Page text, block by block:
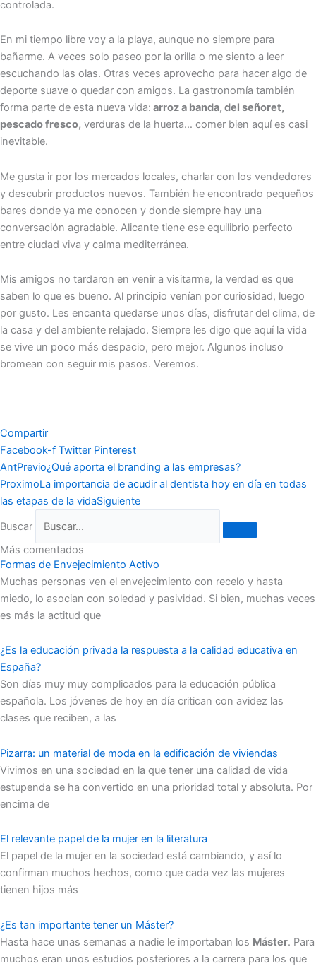
controlada.
En mi tiempo libre voy a la playa, aunque no siempre para
bañarme. A veces solo paseo por la orilla o me siento a leer
escuchando las olas. Otras veces aprovecho para hacer algo de
deporte suave o quedar con amigos. La gastronomía también
forma parte de esta nueva vida: arroz a banda, del señoret,
pescado fresco, verduras de la huerta… comer bien aquí es casi
inevitable.
Me gusta ir por los mercados locales, charlar con los vendedores
y descubrir productos nuevos. También he encontrado pequeños
bares donde ya me conocen y donde siempre hay una
conversación agradable. Alicante tiene ese equilibrio perfecto
entre ciudad viva y calma mediterránea.
Mis amigos no tardaron en venir a visitarme, la verdad es que
saben lo que es bueno. Al principio venían por curiosidad, luego
por gusto. Les encanta quedarse unos días, disfrutar del clima, de
la casa y del ambiente relajado. Siempre les digo que aquí la vida
se vive un poco más despacio, pero mejor. Algunos incluso
bromean con seguir mis pasos. Veremos.
Compartir
Facebook-f Twitter Pinterest
AntPrevio¿Qué aporta el branding a las empresas?
ProximoLa importancia de acudir al dentista hoy en día en todas
las etapas de la vidaSiguiente
Buscar
Más comentados
Formas de Envejecimiento Activo
Muchas personas ven el envejecimiento con recelo y hasta
miedo, lo asocian con soledad y pasividad. Si bien, muchas veces
es más la actitud que
¿Es la educación privada la respuesta a la calidad educativa en
España?
Son días muy muy complicados para la educación pública
española. Los jóvenes de hoy en día critican con avidez las
clases que reciben, a las
Pizarra: un material de moda en la edificación de viviendas
Vivimos en una sociedad en la que tener una calidad de vida
estupenda se ha convertido en una prioridad total y absoluta. Por
encima de
El relevante papel de la mujer en la literatura
El papel de la mujer en la sociedad está cambiando, y así lo
confirman muchos hechos, como que cada vez las mujeres
tienen hijos más
¿Es tan importante tener un Máster?
Hasta hace unas semanas a nadie le importaban los Máster. Para
muchos eran unos estudios posteriores a la carrera para los que